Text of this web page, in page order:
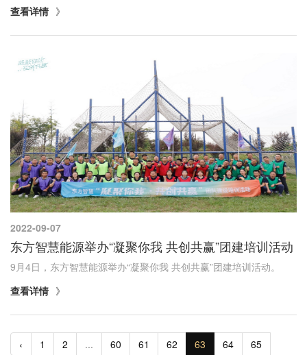
查看详情
2022-09-07
东方智慧能源举办“凝聚你我 共创共赢”团建培训活动
9月4日，东方智慧能源举办“凝聚你我 共创共赢”团建培训活动。
查看详情
‹ 1 2 ... 60 61 62 63 64 65